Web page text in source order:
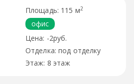
115 м2
офис
-2руб.
под отделку
8 этаж